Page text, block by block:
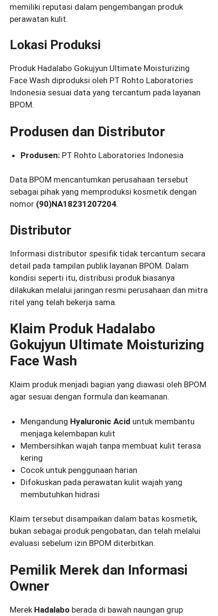
memiliki reputasi dalam pengembangan produk
perawatan kulit.
Lokasi Produksi
Produk Hadalabo Gokujyun Ultimate Moisturizing
Face Wash diproduksi oleh PT Rohto Laboratories
Indonesia sesuai data yang tercantum pada layanan
BPOM.
Produsen dan Distributor
Produsen: PT Rohto Laboratories Indonesia
Data BPOM mencantumkan perusahaan tersebut
sebagai pihak yang memproduksi kosmetik dengan
nomor (90)NA18231207204.
Distributor
Informasi distributor spesifik tidak tercantum secara
detail pada tampilan publik layanan BPOM. Dalam
kondisi seperti itu, distribusi produk biasanya
dilakukan melalui jaringan resmi perusahaan dan mitra
ritel yang telah bekerja sama.
Klaim Produk Hadalabo
Gokujyun Ultimate Moisturizing
Face Wash
Klaim produk menjadi bagian yang diawasi oleh BPOM
agar sesuai dengan formula dan keamanan.
Mengandung Hyaluronic Acid untuk membantu
menjaga kelembapan kulit
Membersihkan wajah tanpa membuat kulit terasa
kering
Cocok untuk penggunaan harian
Difokuskan pada perawatan kulit wajah yang
membutuhkan hidrasi
Klaim tersebut disampaikan dalam batas kosmetik,
bukan sebagai produk pengobatan, dan telah melalui
evaluasi sebelum izin BPOM diterbitkan.
Pemilik Merek dan Informasi
Owner
Merek Hadalabo berada di bawah naungan grup